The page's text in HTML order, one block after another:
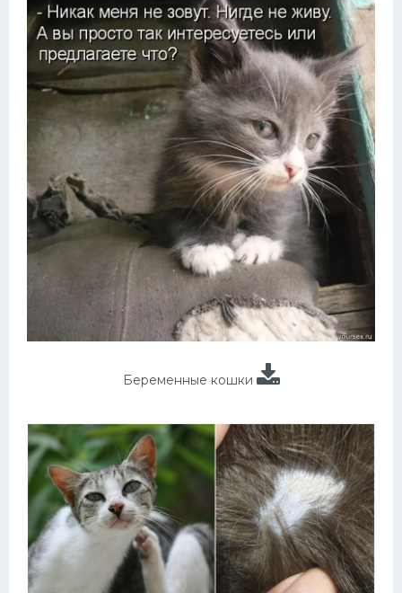
Беременные кошки